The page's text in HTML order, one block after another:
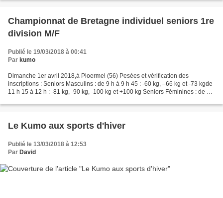
Championnat de Bretagne individuel seniors 1re
division M/F
Publié le 19/03/2018 à 00:41
Par kumo
Dimanche 1er avril 2018,à Ploermel (56) Pesées et vérification des
inscriptions : Seniors Masculins : de 9 h à 9 h 45 : -60 kg, –66 kg et -73 kgde
11 h 15 à 12 h : -81 kg, -90 kg, -100 kg et +100 kg Seniors Féminines : de 12
Le Kumo aux sports d'hiver
Publié le 13/03/2018 à 12:53
Par David